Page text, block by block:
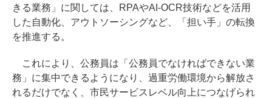
きる業務」に関しては、RPAやAI-OCR技術などを活用
した自動化、アウトソーシングなど、「担い手」の転換
を推進する。
これにより、公務員は「公務員でなければできない業
務」に集中できるようになり、過重労働環境から解放さ
れるだけでなく、市民サービスレベル向上につなげられ